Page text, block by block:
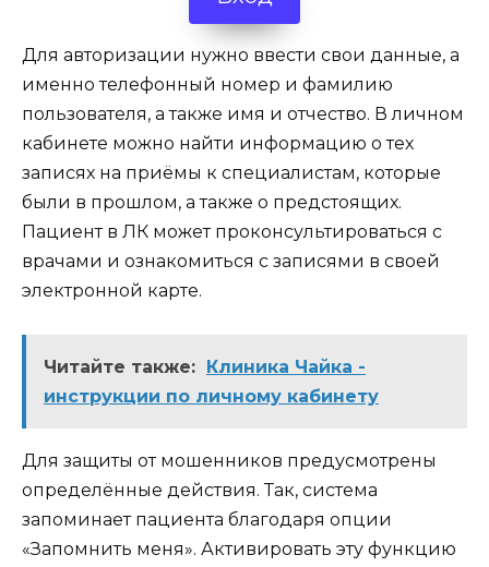
Для авторизации нужно ввести свои данные, а
именно телефонный номер и фамилию
пользователя, а также имя и отчество. В личном
кабинете можно найти информацию о тех
записях на приёмы к специалистам, которые
были в прошлом, а также о предстоящих.
Пациент в ЛК может проконсультироваться с
врачами и ознакомиться с записями в своей
электронной карте.
Читайте также:
Клиника Чайка -
инструкции по личному кабинету
Для защиты от мошенников предусмотрены
определённые действия. Так, система
запоминает пациента благодаря опции
«Запомнить меня». Активировать эту функцию